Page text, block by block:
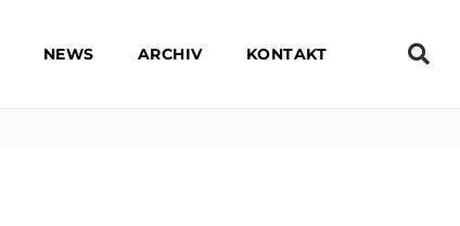
NEWS ARCHIV KONTAKT